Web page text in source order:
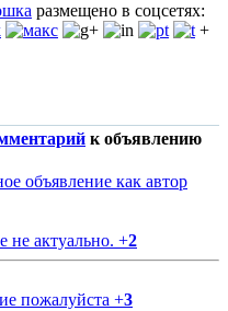
размещено в соцсетях:
+
к объявлению
объявление как автор
не актуально. +2
пожалуйста +3